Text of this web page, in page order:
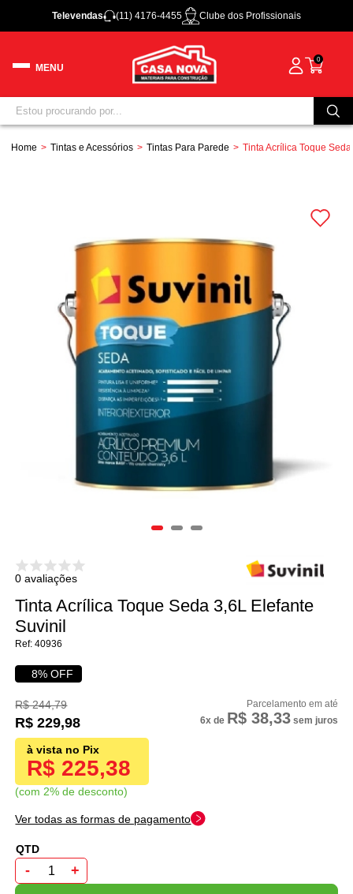
Televendas (11) 4176-4455 Clube dos Profissionais
0
Home Tintas e Acessórios Tintas Para Parede Tinta Acrílica Toque
0 avaliações
Tinta Acrílica Toque Seda 3,6L Elefante
Suvinil
40936
8% OFF
R$ 225,38
com 2% de desconto
R$ 244,79
R$ 229,98 6x de R$ 38,33sem juros
Ver todas as formas de pagamento
- +